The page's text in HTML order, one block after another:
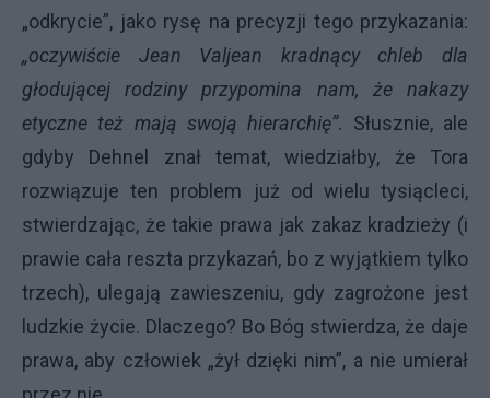
„odkrycie”, jako rysę na precyzji tego przykazania:
„oczywiście Jean Valjean kradnący chleb dla
głodującej rodziny przypomina nam, że nakazy
etyczne też mają swoją hierarchię”. Słusznie, ale
gdyby Dehnel znał temat, wiedziałby, że Tora
rozwiązuje ten problem już od wielu tysiącleci,
stwierdzając, że takie prawa jak zakaz kradzieży (i
prawie cała reszta przykazań, bo z wyjątkiem tylko
trzech), ulegają zawieszeniu, gdy zagrożone jest
ludzkie życie. Dlaczego? Bo Bóg stwierdza, że daje
prawa, aby człowiek „żył dzięki nim”, a nie umierał